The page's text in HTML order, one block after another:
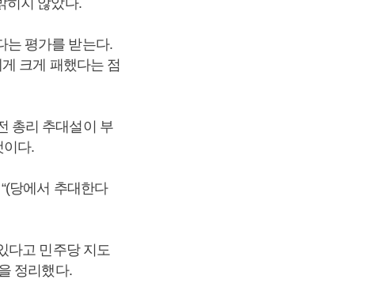
는 평가를 받는다.
크게 패했다는 점
총리 추대설이 부
이다.
당에서 추대한다
다고 민주당 지도
을 정리했다.